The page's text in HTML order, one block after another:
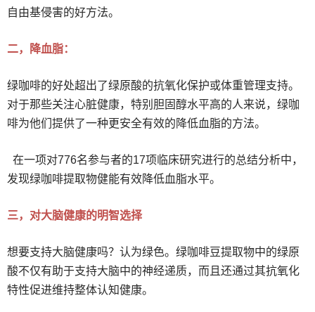
自由基侵害的好方法。
二，降血脂：
绿咖啡的好处超出了绿原酸的抗氧化保护或体重管理支持。
对于那些关注心脏健康，特别胆固醇水平高的人来说，绿咖
啡为他们提供了一种更安全有效的降低血脂的方法。
在一项对776名参与者的17项临床研究进行的总结分析中，
发现绿咖啡提取物健能有效降低血脂水平。
三，对大脑健康的明智选择
想要支持大脑健康吗？认为绿色。绿咖啡豆提取物中的绿原
酸不仅有助于支持大脑中的神经递质，而且还通过其抗氧化
特性促进维持整体认知健康。